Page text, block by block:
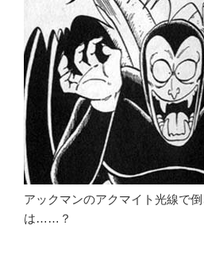
アックマンのアクマイト光線で
は……？